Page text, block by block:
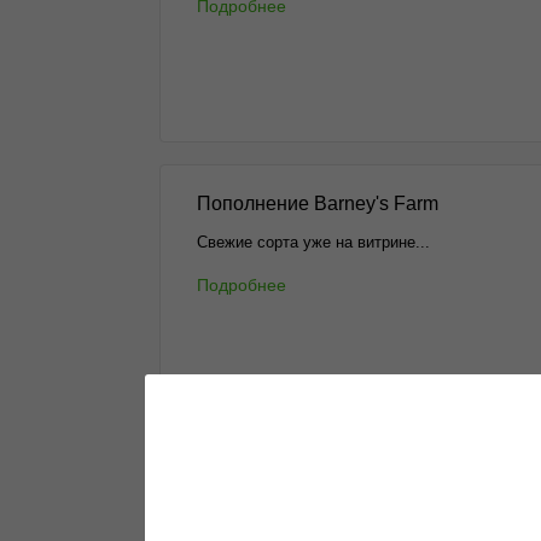
Подробнее
Пополнение Barney's Farm
Свежие сорта уже на витрине...
Подробнее